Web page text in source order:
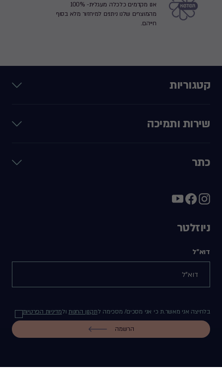
אנו מקדמים כלכלה מעגלית- 100%
מהמוצרים שלנו ניתנים למיחזור מלא בסוף
חייהם.
קטגוריות
שירות ותמיכה
כתר
ניוזלטר
דוא"ל
בלחיצה אני מאשר.ת כי אני מסכים/ מסכימה לתקנון החנותולמדיניות הפרטיות
הרשמה